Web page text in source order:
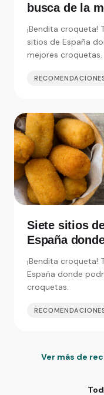
busca de la
¡Bendita croqueta!
sitios de España
mejores croquetas.
Siete sitios
España
¡Bendita croqueta!
España donde
croquetas.
Ver más de